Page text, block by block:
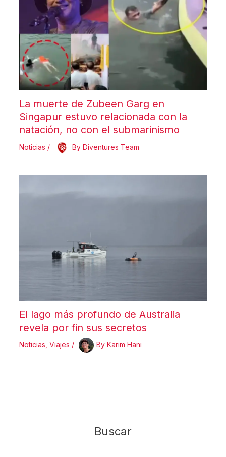
La muerte de Zubeen Garg en
Singapur estuvo relacionada con la
natación, no con el submarinismo
Noticias / By Diventures Team
El lago más profundo de Australia
revela por fin sus secretos
Noticias Viajes / By Karim Hani
Buscar